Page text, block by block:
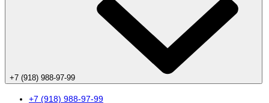
+7 (918) 988-97-99
+7 (918) 988-97-99